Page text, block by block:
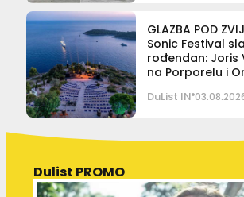
GLAZBA POD
Sonic Festival
rođendan: Joris
na Porporelu i
DuList IN
Dulist PROMO